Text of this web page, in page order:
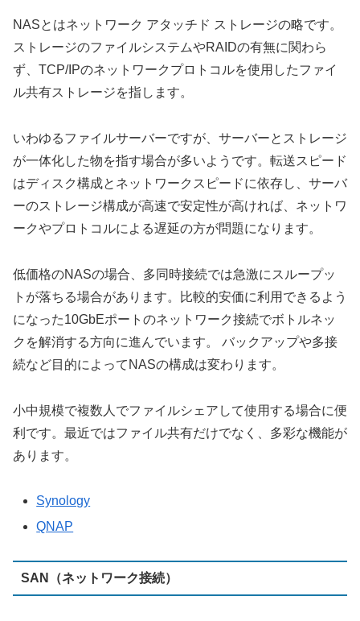
NASとはネットワーク アタッチド ストレージの略です。
ストレージのファイルシステムやRAIDの有無に関わら
ず、TCP/IPのネットワークプロトコルを使用したファイ
ル共有ストレージを指します。
いわゆるファイルサーバーですが、サーバーとストレージ
が一体化した物を指す場合が多いようです。転送スピード
はディスク構成とネットワークスピードに依存し、サーバ
ーのストレージ構成が高速で安定性が高ければ、ネットワ
ークやプロトコルによる遅延の方が問題になります。
低価格のNASの場合、多同時接続では急激にスループッ
トが落ちる場合があります。比較的安価に利用できるよう
になった10GbEポートのネットワーク接続でボトルネッ
クを解消する方向に進んでいます。 バックアップや多接
続など目的によってNASの構成は変わります。
小中規模で複数人でファイルシェアして使用する場合に便
利です。最近ではファイル共有だけでなく、多彩な機能が
あります。
Synology
QNAP
SAN（ネットワーク接続）